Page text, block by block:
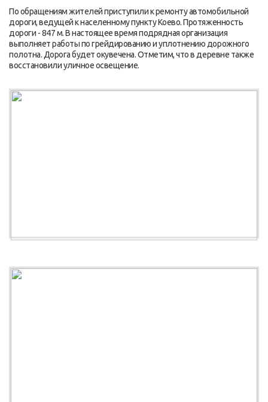
По обращениям жителей приступили к ремонту автомобильной
дороги, ведущей к населенному пункту Коево. Протяженность
дороги - 847 м. В настоящее время подрядная организация
выполняет работы по грейдированию и уплотнению дорожного
полотна. Дорога будет окувечена. Отметим, что в деревне также
восстановили уличное освещение.